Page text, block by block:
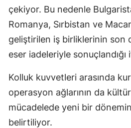
çekiyor. Bu nedenle
Romanya, Sırbistan ve
geliştirilen iş birliklerinin son
eser iadeleriyle sonuçlandığı
Kolluk kuvvetleri arasında
operasyon ağlarının da kültür
mücadelede yeni bir dönemin
belirtiliyor.